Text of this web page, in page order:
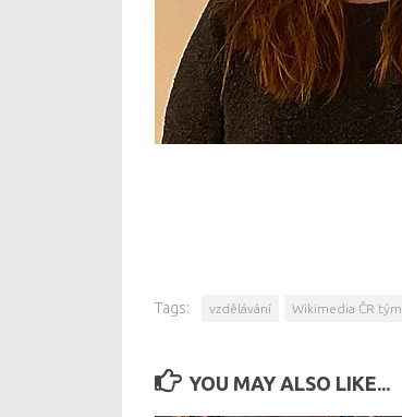
Tags: vzdělávání Wikimedia ČR tým
YOU MAY ALSO LIKE...